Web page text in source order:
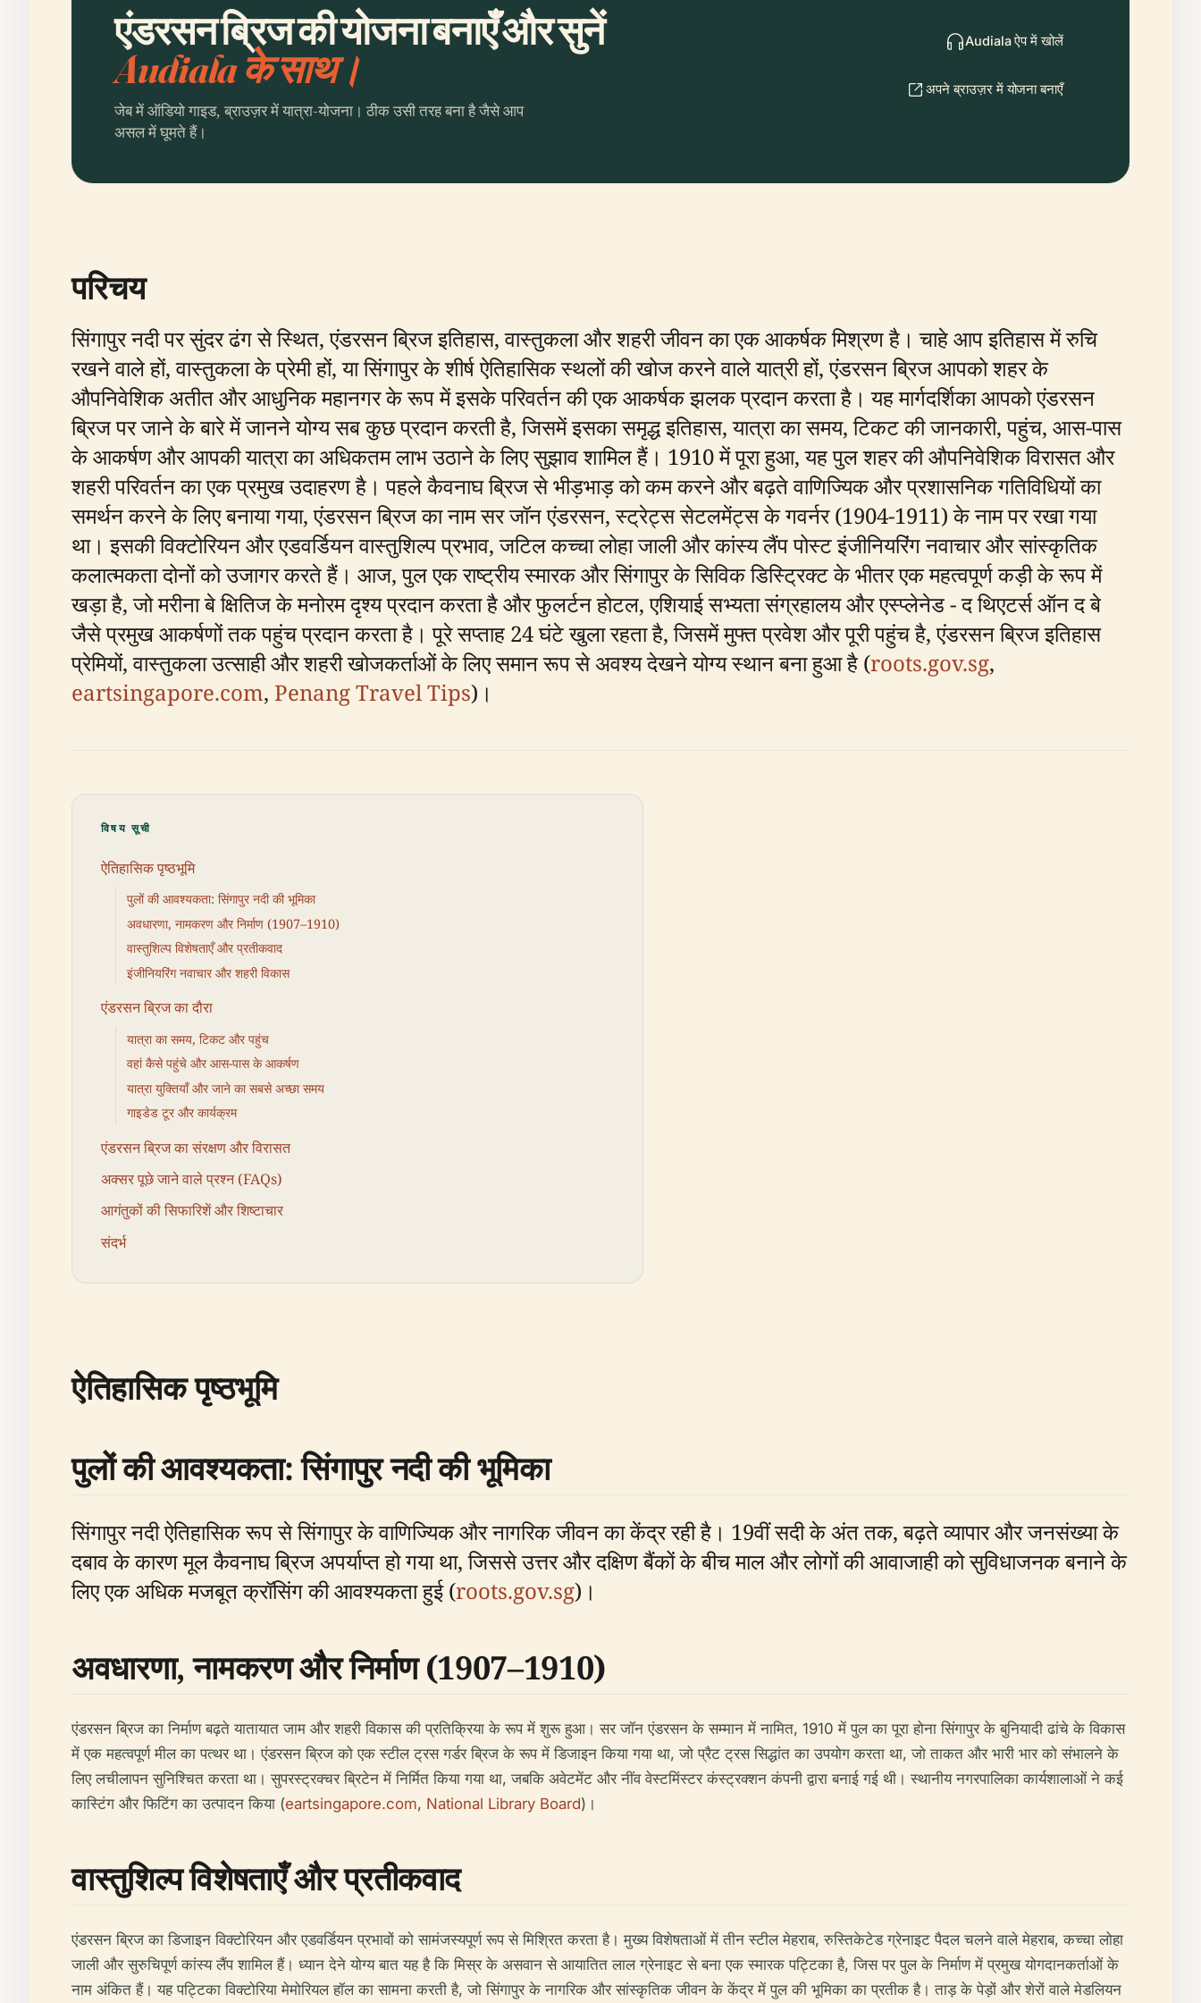
एंडरसन ब्रिज की योजना बनाएँ और सुनें
Audiala के साथ।
जेब में ऑडियो गाइड, ब्राउज़र में यात्रा-योजना। ठीक उसी तरह बना है जैसे आप
असल में घूमते हैं।
Audiala ऐप में खोलें
अपने ब्राउज़र में योजना बनाएँ
परिचय
सिंगापुर नदी पर सुंदर ढंग से स्थित, एंडरसन ब्रिज इतिहास, वास्तुकला और शहरी जीवन का एक आकर्षक मिश्रण है। चाहे आप इतिहास में रुचि
रखने वाले हों, वास्तुकला के प्रेमी हों, या सिंगापुर के शीर्ष ऐतिहासिक स्थलों की खोज करने वाले यात्री हों, एंडरसन ब्रिज आपको शहर के
औपनिवेशिक अतीत और आधुनिक महानगर के रूप में इसके परिवर्तन की एक आकर्षक झलक प्रदान करता है। यह मार्गदर्शिका आपको एंडरसन
ब्रिज पर जाने के बारे में जानने योग्य सब कुछ प्रदान करती है, जिसमें इसका समृद्ध इतिहास, यात्रा का समय, टिकट की जानकारी, पहुंच, आस-पास
के आकर्षण और आपकी यात्रा का अधिकतम लाभ उठाने के लिए सुझाव शामिल हैं। 1910 में पूरा हुआ, यह पुल शहर की औपनिवेशिक विरासत और
शहरी परिवर्तन का एक प्रमुख उदाहरण है। पहले कैवनाघ ब्रिज से भीड़भाड़ को कम करने और बढ़ते वाणिज्यिक और प्रशासनिक गतिविधियों का
समर्थन करने के लिए बनाया गया, एंडरसन ब्रिज का नाम सर जॉन एंडरसन, स्ट्रेट्स सेटलमेंट्स के गवर्नर (1904-1911) के नाम पर रखा गया
था। इसकी विक्टोरियन और एडवर्डियन वास्तुशिल्प प्रभाव, जटिल कच्चा लोहा जाली और कांस्य लैंप पोस्ट इंजीनियरिंग नवाचार और सांस्कृतिक
कलात्मकता दोनों को उजागर करते हैं। आज, पुल एक राष्ट्रीय स्मारक और सिंगापुर के सिविक डिस्ट्रिक्ट के भीतर एक महत्वपूर्ण कड़ी के रूप में
खड़ा है, जो मरीना बे क्षितिज के मनोरम दृश्य प्रदान करता है और फुलर्टन होटल, एशियाई सभ्यता संग्रहालय और एस्प्लेनेड - द थिएटर्स ऑन द बे
जैसे प्रमुख आकर्षणों तक पहुंच प्रदान करता है। पूरे सप्ताह 24 घंटे खुला रहता है, जिसमें मुफ्त प्रवेश और पूरी पहुंच है, एंडरसन ब्रिज इतिहास
प्रेमियों, वास्तुकला उत्साही और शहरी खोजकर्ताओं के लिए समान रूप से अवश्य देखने योग्य स्थान बना हुआ है (roots.gov.sg,
eartsingapore.com, Penang Travel Tips)।
विषय सूची
ऐतिहासिक पृष्ठभूमि
पुलों की आवश्यकता: सिंगापुर नदी की भूमिका
अवधारणा, नामकरण और निर्माण (1907–1910)
वास्तुशिल्प विशेषताएँ और प्रतीकवाद
इंजीनियरिंग नवाचार और शहरी विकास
एंडरसन ब्रिज का दौरा
यात्रा का समय, टिकट और पहुंच
वहां कैसे पहुंचे और आस-पास के आकर्षण
यात्रा युक्तियाँ और जाने का सबसे अच्छा समय
गाइडेड टूर और कार्यक्रम
एंडरसन ब्रिज का संरक्षण और विरासत
अक्सर पूछे जाने वाले प्रश्न (FAQs)
आगंतुकों की सिफारिशें और शिष्टाचार
संदर्भ
ऐतिहासिक पृष्ठभूमि
पुलों की आवश्यकता: सिंगापुर नदी की भूमिका
सिंगापुर नदी ऐतिहासिक रूप से सिंगापुर के वाणिज्यिक और नागरिक जीवन का केंद्र रही है। 19वीं सदी के अंत तक, बढ़ते व्यापार और जनसंख्या के
दबाव के कारण मूल कैवनाघ ब्रिज अपर्याप्त हो गया था, जिससे उत्तर और दक्षिण बैंकों के बीच माल और लोगों की आवाजाही को सुविधाजनक बनाने के
लिए एक अधिक मजबूत क्रॉसिंग की आवश्यकता हुई (roots.gov.sg)।
अवधारणा, नामकरण और निर्माण (1907–1910)
एंडरसन ब्रिज का निर्माण बढ़ते यातायात जाम और शहरी विकास की प्रतिक्रिया के रूप में शुरू हुआ। सर जॉन एंडरसन के सम्मान में नामित, 1910 में पुल का पूरा होना सिंगापुर के बुनियादी ढांचे के विकास
में एक महत्वपूर्ण मील का पत्थर था। एंडरसन ब्रिज को एक स्टील ट्रस गर्डर ब्रिज के रूप में डिजाइन किया गया था, जो प्रैट ट्रस सिद्धांत का उपयोग करता था, जो ताकत और भारी भार को संभालने के
लिए लचीलापन सुनिश्चित करता था। सुपरस्ट्रक्चर ब्रिटेन में निर्मित किया गया था, जबकि अवेटमेंट और नींव वेस्टमिंस्टर कंस्ट्रक्शन कंपनी द्वारा बनाई गई थी। स्थानीय नगरपालिका कार्यशालाओं ने कई
कास्टिंग और फिटिंग का उत्पादन किया (eartsingapore.com, National Library Board)।
वास्तुशिल्प विशेषताएँ और प्रतीकवाद
एंडरसन ब्रिज का डिजाइन विक्टोरियन और एडवर्डियन प्रभावों को सामंजस्यपूर्ण रूप से मिश्रित करता है। मुख्य विशेषताओं में तीन स्टील मेहराब, रुस्तिकेटेड ग्रेनाइट पैदल चलने वाले मेहराब, कच्चा लोहा
जाली और सुरुचिपूर्ण कांस्य लैंप शामिल हैं। ध्यान देने योग्य बात यह है कि मिस्र के असवान से आयातित लाल ग्रेनाइट से बना एक स्मारक पट्टिका है, जिस पर पुल के निर्माण में प्रमुख योगदानकर्ताओं के
नाम अंकित हैं। यह पट्टिका विक्टोरिया मेमोरियल हॉल का सामना करती है, जो सिंगापुर के नागरिक और सांस्कृतिक जीवन के केंद्र में पुल की भूमिका का प्रतीक है। ताड़ के पेड़ों और शेरों वाले मेडलियन